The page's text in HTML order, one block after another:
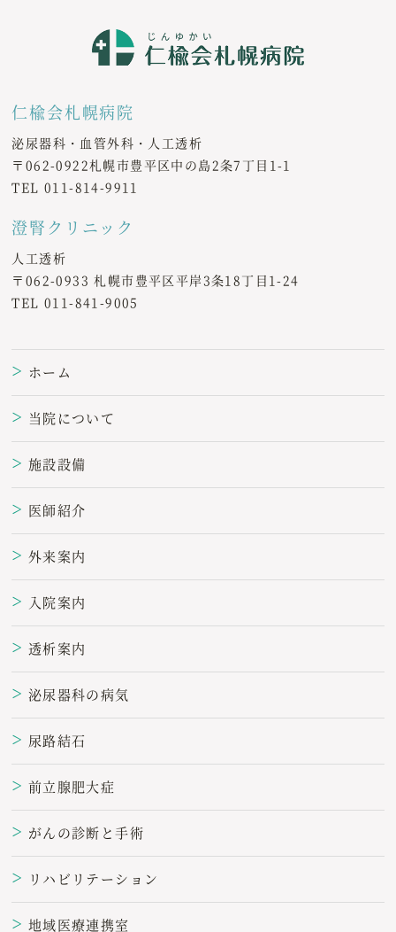
仁楡会札幌病院
泌尿器科・血管外科・人工透析
〒062-0922札幌市豊平区中の島2条7丁目1-1
TEL011-814-9911
澄腎クリニック
人工透析
〒062-0933 札幌市豊平区平岸3条18丁目1-24
TEL011-841-9005
＞ ホーム
＞ 当院について
＞ 施設設備
＞ 医師紹介
＞ 外来案内
＞ 入院案内
＞ 透析案内
＞ 泌尿器科の病気
＞ 尿路結石
＞ 前立腺肥大症
＞ がんの診断と手術
＞ リハビリテーション
＞ 地域医療連携室